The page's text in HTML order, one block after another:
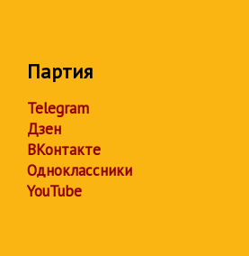
Партия
Telegram
Дзен
ВКонтакте
Одноклассники
YouTube